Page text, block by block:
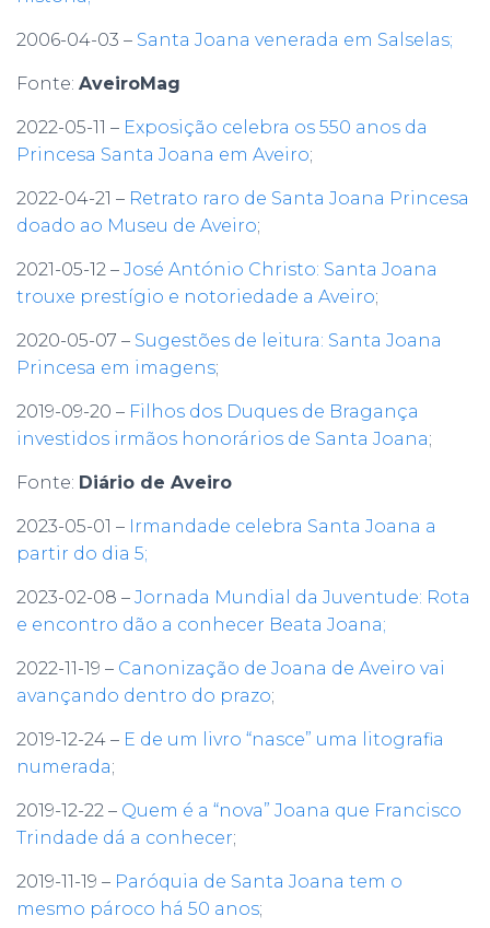
2006-04-03 – Santa Joana venerada em Salselas;
Fonte: AveiroMag
2022-05-11 – Exposição celebra os 550 anos da
Princesa Santa Joana em Aveiro;
2022-04-21 – Retrato raro de Santa Joana Princesa
doado ao Museu de Aveiro;
2021-05-12 – José António Christo: Santa Joana
trouxe prestígio e notoriedade a Aveiro;
2020-05-07 – Sugestões de leitura: Santa Joana
Princesa em imagens;
2019-09-20 – Filhos dos Duques de Bragança
investidos irmãos honorários de Santa Joana;
Fonte: Diário de Aveiro
2023-05-01 – Irmandade celebra Santa Joana a
partir do dia 5;
2023-02-08 – Jornada Mundial da Juventude: Rota
e encontro dão a conhecer Beata Joana;
2022-11-19 – Canonização de Joana de Aveiro vai
avançando dentro do prazo;
2019-12-24 – E de um livro “nasce” uma litografia
numerada;
2019-12-22 – Quem é a “nova” Joana que Francisco
Trindade dá a conhecer;
2019-11-19 – Paróquia de Santa Joana tem o
mesmo pároco há 50 anos;